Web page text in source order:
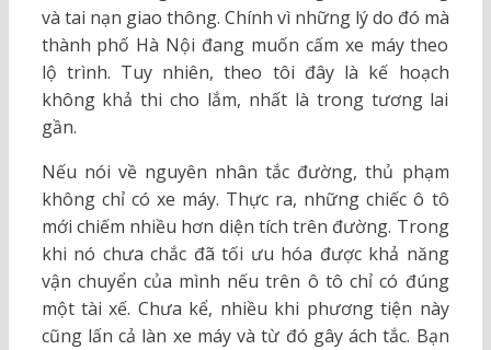
và tai nạn giao thông. Chính vì những lý do đó mà
thành phố Hà Nội đang muốn cấm xe máy theo
lộ trình. Tuy nhiên, theo tôi đây là kế hoạch
không khả thi cho lắm, nhất là trong tương lai
gần.
Nếu nói về nguyên nhân tắc đường, thủ phạm
không chỉ có xe máy. Thực ra, những chiếc ô tô
mới chiếm nhiều hơn diện tích trên đường. Trong
khi nó chưa chắc đã tối ưu hóa được khả năng
vận chuyển của mình nếu trên ô tô chỉ có đúng
một tài xế. Chưa kể, nhiều khi phương tiện này
cũng lấn cả làn xe máy và từ đó gây ách tắc. Bạn